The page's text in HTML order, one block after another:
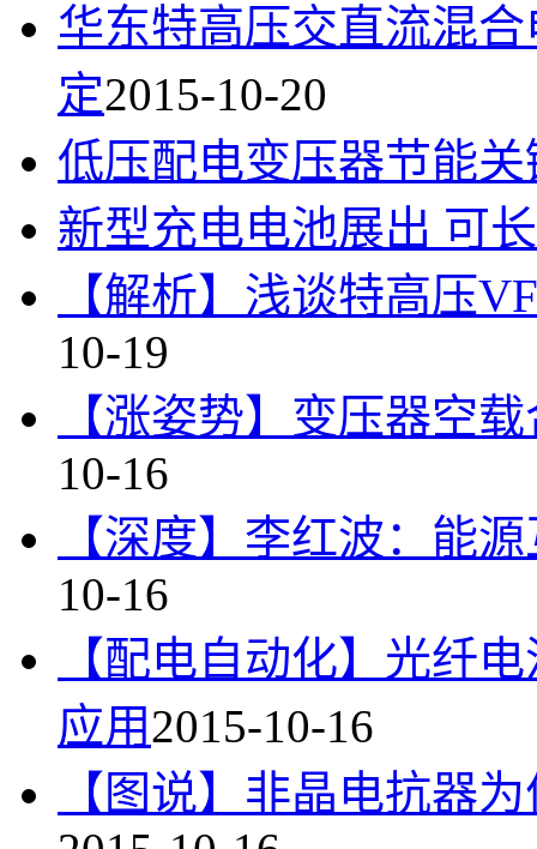
华东特高压交直流混
定2015-10-20
低压配电变压器节能
新型充电电池展出 可
【解析】浅谈特高压
10-19
【涨姿势】变压器空
10-16
【深度】李红波：能
10-16
【配电自动化】光纤
应用2015-10-16
【图说】非晶电抗器